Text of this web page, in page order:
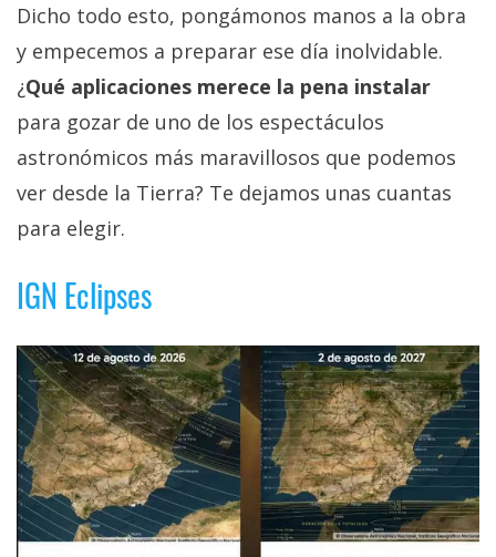
Dicho todo esto, pongámonos manos a la obra
y empecemos a preparar ese día inolvidable.
¿Qué aplicaciones merece la pena instalar
para gozar de uno de los espectáculos
astronómicos más maravillosos que podemos
ver desde la Tierra? Te dejamos unas cuantas
para elegir.
IGN Eclipses